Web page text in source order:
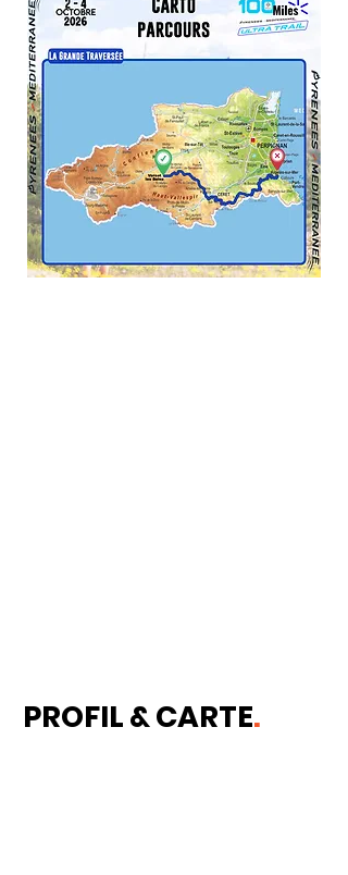
PROFIL & CARTE.